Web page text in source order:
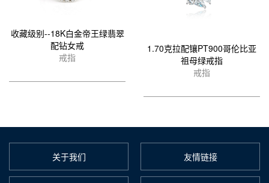
收藏级别--18K白金帝王绿翡翠
配钻女戒
戒指
1.70克拉配镶PT900哥伦比亚
祖母绿戒指
戒指
关于我们 友情链接